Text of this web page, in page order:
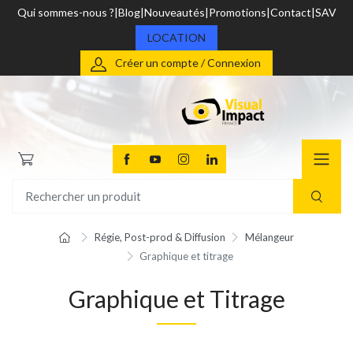
Qui sommes-nous ? Blog Nouveautés Promotions Contact SAV
LOCATION
Créer un compte / Connexion
Régie, Post-prod & Diffusion
Mélangeur
Graphique et titrage
Graphique et Titrage